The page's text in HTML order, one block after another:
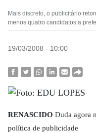
Mais discreto, o publicitário
menos quatro candidatos a
19/03/2008 - 10:00
RENASCIDO Duda agora
política de publicidade